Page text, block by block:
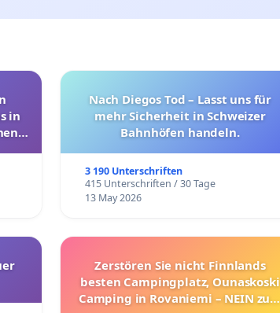
in
Nach Diegos Tod – Lasst uns für
mehr Sicherheit in Schweizer
Bahnhöfen handeln.
3 190 Unterschriften
415 Unterschriften / 30 Tage
13 May 2026
Zerstören Sie nicht Finnlands
besten Campingplatz, Ounaskoski
Camping in Rovaniemi – NEIN zum